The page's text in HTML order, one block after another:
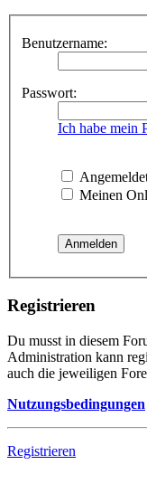
Benutzername:
Passwort:
Ich habe mein
Meinen
Registrieren
Du musst in diesem
Administration kann
auch die jeweiligen
Nutzungsbedingungen
Registrieren